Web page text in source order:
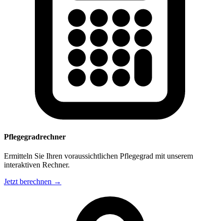
Pflegegradrechner
Ermitteln Sie Ihren voraussichtlichen Pflegegrad mit unserem
interaktiven Rechner.
Jetzt berechnen →